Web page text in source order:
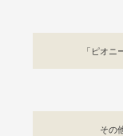
「ピオ
その